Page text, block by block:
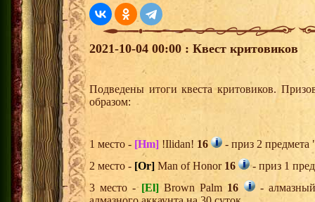
2021-10-04 00:00 : Квест критовиков
Подведены итоги квеста критовиков.
образом:
1 место - [Hm] !Ilidan! 16
- приз 2 предмета
2 место - [Or] Man of Honor 16
- приз 1
3 место - [El]Brown Palm 16
-